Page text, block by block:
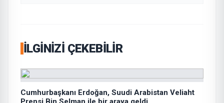
İLGINIZI ÇEKEBILIR
Cumhurbaşkanı Erdoğan, Suudi Arabistan Veliaht